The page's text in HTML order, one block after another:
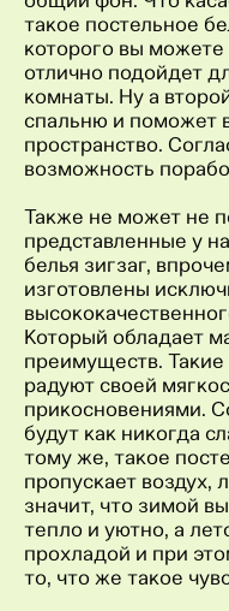
такое постельное
которого вы
отлично подойдет
комнаты. Ну а
спальню и поможет
пространство.
возможность
Также не может не
представленные у
белья зигзаг,
изготовлены
Который обладает
преимуществ.
радуют своей
прикосновениями.
будут как никогда
тому же, такое
пропускает воздух,
значит, что зимой
тепло и уютно, а
прохладой и при
то, что же такое